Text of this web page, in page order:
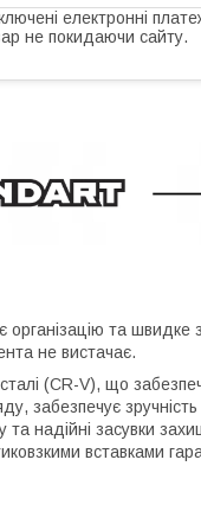
електронні
не покидаючи сайту.
та швидке
не вистачає.
(CR-V), що
забезпечує зручність
та надійні засувки
вставками